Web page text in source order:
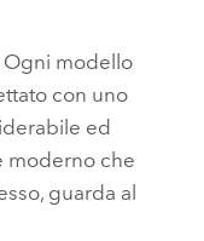
Ogni modello
con uno
ed
moderno che
guarda al